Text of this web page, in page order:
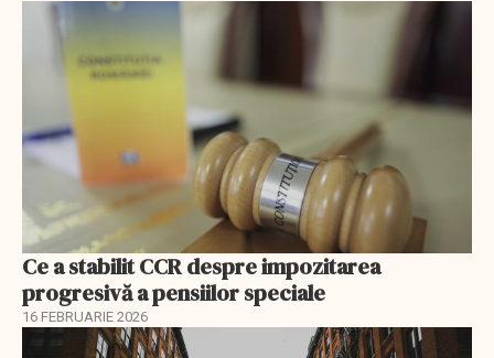
Ce a stabilit CCR despre impozitarea
progresivă a pensiilor speciale
16 FEBRUARIE 2026